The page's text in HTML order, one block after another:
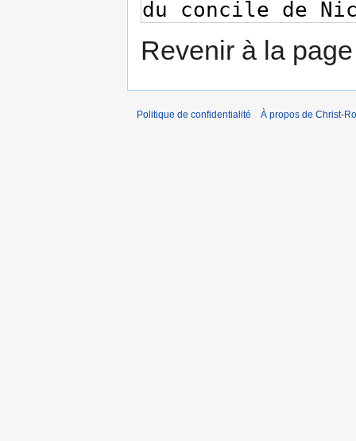
Revenir à la
Politique de confidentialité À propos de Christ-